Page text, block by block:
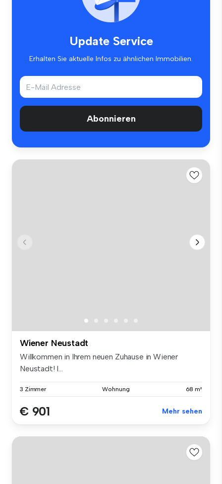
Update Service
Erhalten Sie aktuelle Infos zu ähnlichen Immobilien.
Abonnieren
Wiener Neustadt
Willkommen in Ihrem neuen Zuhause in Wiener
Neustadt! I...
3 Zimmer Wohnung 68 m²
€ 901 Mehr sehen